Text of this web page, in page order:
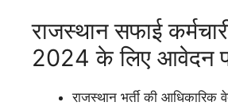
राजस्थान सफाई
2024 के लिए आवेदन
राजस्थान भर्ती की आधिकारिक